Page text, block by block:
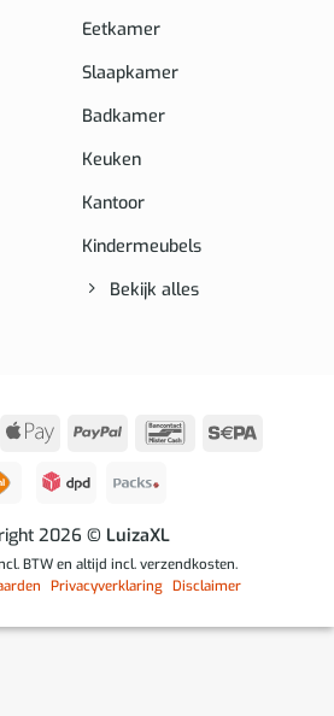
Eetkamer
Slaapkamer
Badkamer
Keuken
Kantoor
Kindermeubels
Bekijk alles
Apple
PayPal BancontactSepa
2026 © LuizaXL
BTW en altijd incl. verzendkosten.
Privacyverklaring Disclaimer